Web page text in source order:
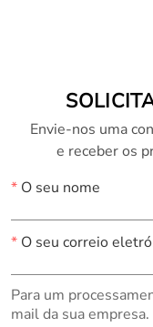
Envie-nos uma
e receber os
*O seu nome
*O seu correio
Para um
mail da sua empresa.